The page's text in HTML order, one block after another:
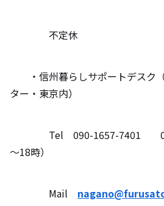
不定休
・信州暮らしサポートデスク
ター・東京内）
Tel 090-1657-7401 080-
～18時）
Mail